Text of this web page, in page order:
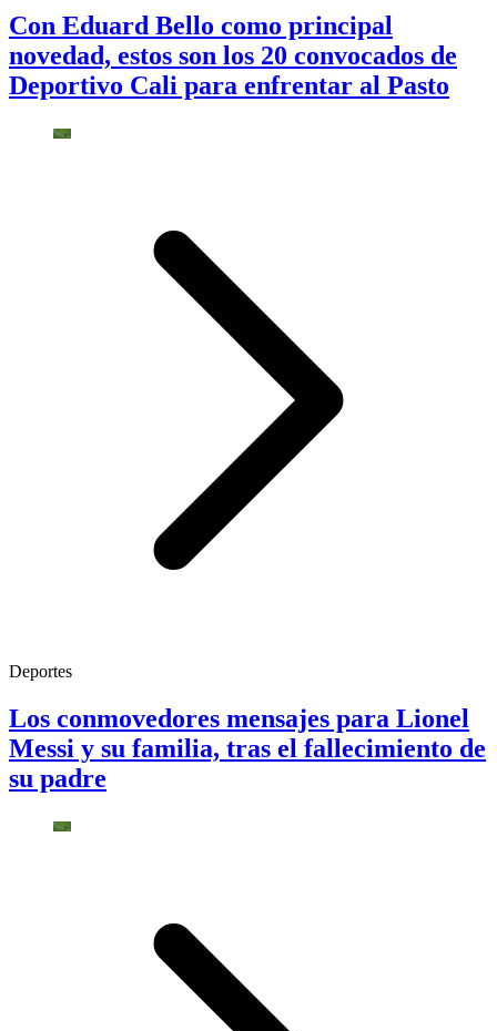
Con Eduard Bello como principal
novedad, estos son los 20 convocados de
Deportivo Cali para enfrentar al Pasto
Deportes
Los conmovedores mensajes para Lionel
Messi y su familia, tras el fallecimiento de
su padre